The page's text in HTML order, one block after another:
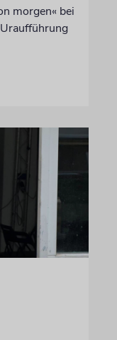
morgen« bei